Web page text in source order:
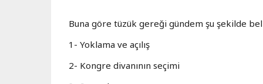
Buna göre tüzük gereği gündem şu şekilde
1- Yoklama ve açılış
2- Kongre divanının seçimi